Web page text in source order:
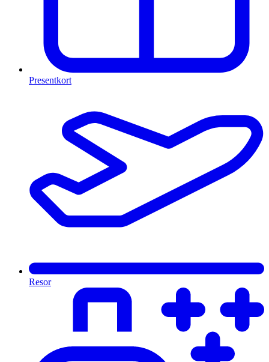
Presentkort
Resor